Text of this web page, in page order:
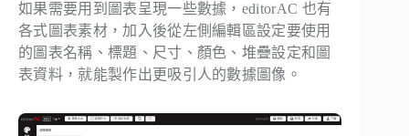
如果需要用到圖表呈現一些數據，editorAC 也有
各式圖表素材，加入後從左側編輯區設定要使用
的圖表名稱、標題、尺寸、顏色、堆疊設定和圖
表資料，就能製作出更吸引人的數據圖像。